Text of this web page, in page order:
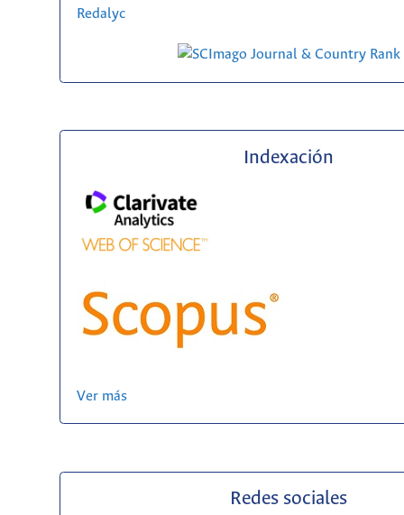
Redalyc
Indexación
Ver más
Redes sociales